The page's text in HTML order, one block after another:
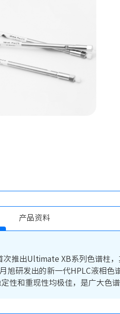
产品资料
次推出Ultimate XB系列色谱柱
旭研发出的新一代HPLC液相
性和重现性均极佳，是广大色